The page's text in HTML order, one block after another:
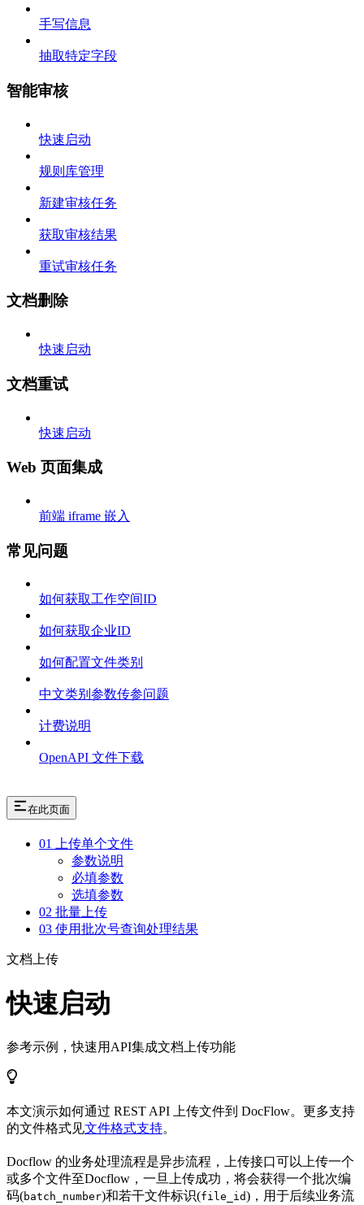
手写信息
抽取特定字段
智能审核
快速启动
规则库管理
新建审核任务
获取审核结果
重试审核任务
文档删除
快速启动
文档重试
快速启动
Web 页面集成
前端 iframe 嵌入
常见问题
如何获取工作空间ID
如何获取企业ID
如何配置文件类别
中文类别参数传参问题
计费说明
OpenAPI 文件下载
在此页面
01 上传单个文件
参数说明
必填参数
选填参数
02 批量上传
03 使用批次号查询处理结果
文档上传
快速启动
参考示例，快速用API集成文档上传功能
本文演示如何通过 REST API 上传文件到 DocFlow。更多支持
的文件格式见文件格式支持。
Docflow 的业务处理流程是异步流程，上传接口可以上传一个
或多个文件至Docflow，一旦上传成功，将会获得一个批次编
码(batch_number)和若干文件标识(file_id)，用于后续业务流